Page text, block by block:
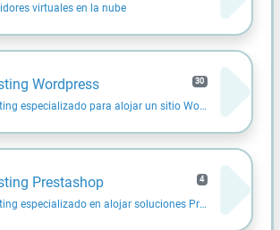
virtuales en la nube
30
Wordpress
Hosting especializado para alojar un sitio Wordpress
4
Prestashop
Hosting especializado en alojar soluciones Prestashop